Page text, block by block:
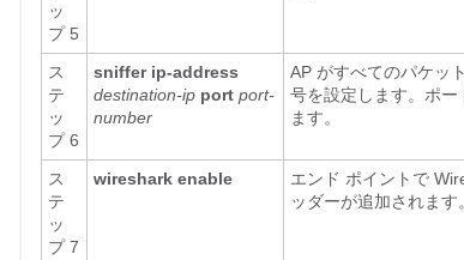
ッ
プ 5
ス
テ
ッ
プ 6
sniffer ip-address
destination-ip port port-
number
AP がすべてのパケッ
号を設定します。ポ
ます。
ス
テ
ッ
プ 7
wireshark enable
エンド ポイントで
ッダーが追加されます。